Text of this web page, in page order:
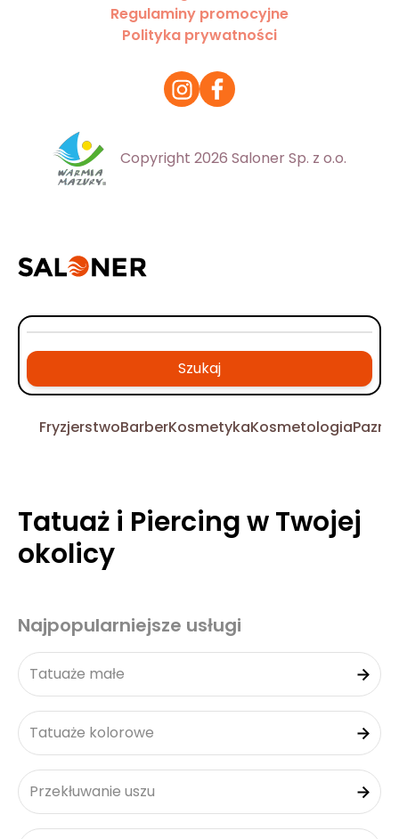
Regulaminy promocyjne
Polityka prywatności
Copyright 2026 Saloner Sp. z o.o.
Szukaj
FryzjerstwoBarberKosmetykaKosmetologia
Tatuaż i Piercing w Twojej
okolicy
Najpopularniejsze usługi
Tatuaże małe
Tatuaże kolorowe
Przekłuwanie uszu